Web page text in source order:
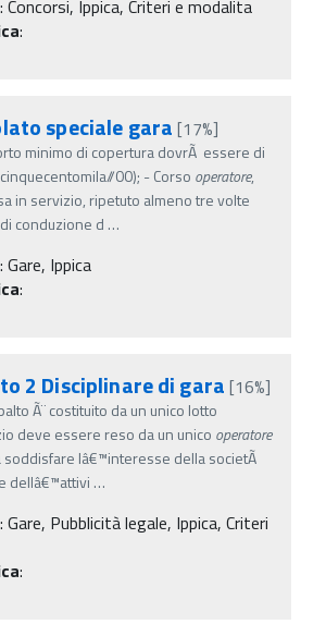
: Concorsi, Ippica, Criteri e modalita
:
speciale gara [17%]
minimo di copertura dovrÃ essere di
00); - Corso operatore,
in servizio, ripetuto almeno tre volte
conduzione d …
: Gare, Ippica
:
2 Disciplinare di gara [16%]
Ã¨ costituito da un unico lotto
deve essere reso da un unico operatore
soddisfare lâ€™interesse della societÃ
dellâ€™attivi …
: Gare, Pubblicità legale, Ippica, Criteri
: